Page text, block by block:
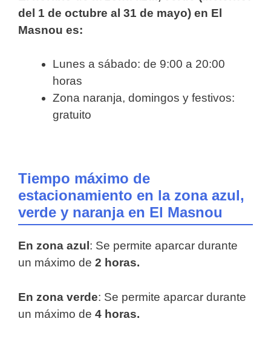
del 1 de octubre al 31 de mayo) en El
Masnou es:
Lunes a sábado: de 9:00 a 20:00
horas
Zona naranja, domingos y festivos:
gratuito
Tiempo máximo de
estacionamiento en la zona azul,
verde y naranja en El Masnou
En zona azul : Se permite aparcar durante
un máximo de 2 horas.
En zona verde: Se permite aparcar durante
un máximo de 4 horas.